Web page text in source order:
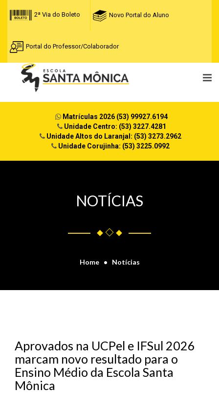
2ª Via do Boleto Novo Portal do Aluno
Portal do Professor/Colaborador
Matrículas 2026 (53) 99927.6194
Unidade Centro: (53) 3227.4281
Unidade Altos do Laranjal: (53) 3273.2962
Unidade Corujinha: (53) 3225.0992
NOTÍCIAS
Home Notícias
Aprovados na UCPel e IFSul 2026
marcam novo resultado para o
Ensino Médio da Escola Santa
Mônica